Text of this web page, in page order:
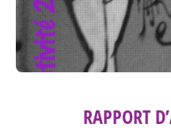
RAPPORT